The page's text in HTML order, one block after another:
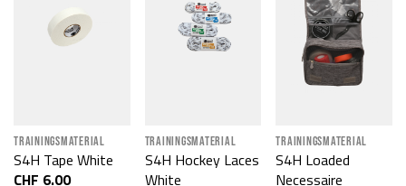
TRAININGSMATERIAL
S4H Tape White
CHF 6.00
TRAININGSMATERIAL
S4H Hockey Laces
White
TRAININGSMATERIAL
S4H Loaded
Necessaire